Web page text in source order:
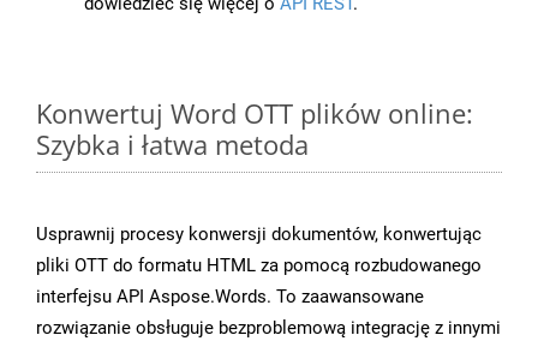
Konwertuj Word OTT plików online:
Szybka i łatwa metoda
Usprawnij procesy konwersji dokumentów, konwertując
pliki OTT do formatu HTML za pomocą rozbudowanego
interfejsu API Aspose.Words. To zaawansowane
rozwiązanie obsługuje bezproblemową integrację z innymi